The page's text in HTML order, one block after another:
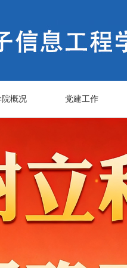
院概况 党建工作